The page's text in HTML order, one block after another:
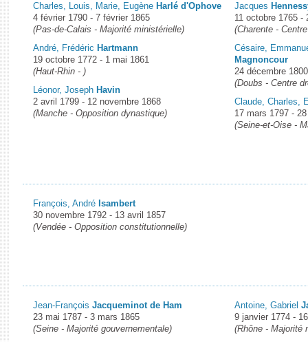
Charles, Louis, Marie, Eugène Harlé d'Ophove
4 février 1790 - 7 février 1865
(Pas-de-Calais - Majorité ministérielle)
André, Frédéric Hartmann
19 octobre 1772 - 1 mai 1861
(Haut-Rhin - )
Léonor, Joseph Havin
2 avril 1799 - 12 novembre 1868
(Manche - Opposition dynastique)
Jacques
11 octobre 1765 -
(Charente -
Césaire,
Magnoncour
24 décembre
(Doubs - Centre
Claude, Charles,
17 mars 1797 -
(Seine-et-Oise -
François, André Isambert
30 novembre 1792 - 13 avril 1857
(Vendée - Opposition constitutionnelle)
Jean-François Jacqueminot de Ham
23 mai 1787 - 3 mars 1865
(Seine - Majorité gouvernementale)
Antoine, Gabriel
9 janvier 1774 -
(Rhône - Majorité